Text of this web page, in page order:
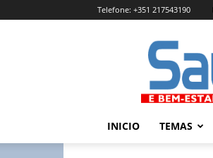
Telefone: +351 217543190
INICIO TEMAS